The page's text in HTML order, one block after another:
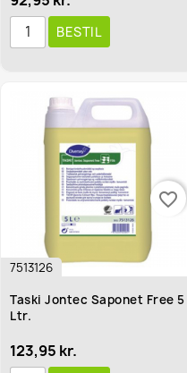
BESTIL
7513126
Taski Jontec Saponet Free 5
Ltr.
123,95 kr.
favorite_border